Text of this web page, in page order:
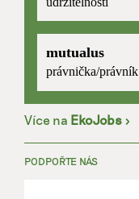
mutualus
právnička/právník
Více na EkoJobs >
PODPOŘTE NÁS